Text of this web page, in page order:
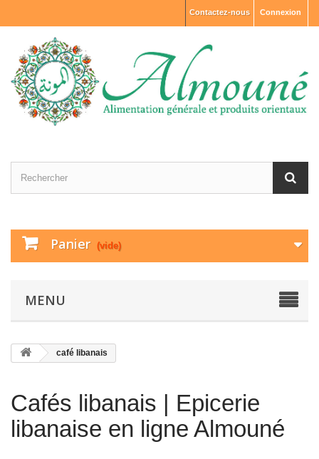
Connexion
Contactez-nous
Panier (vide)
MENU
café libanais
Cafés libanais | Epicerie
libanaise en ligne Almouné